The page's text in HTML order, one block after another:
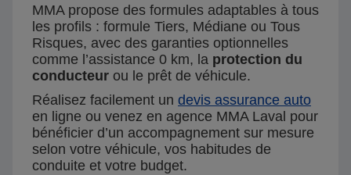
MMA propose des formules adaptables à tous
les profils : formule Tiers, Médiane ou Tous
Risques, avec des garanties optionnelles
comme l’assistance 0 km, la protection du
conducteur ou le prêt de véhicule.
Réalisez facilement un devis assurance auto
en ligne ou venez en agence MMA Laval pour
bénéficier d’un accompagnement sur mesure
selon votre véhicule, vos habitudes de
conduite et votre budget.